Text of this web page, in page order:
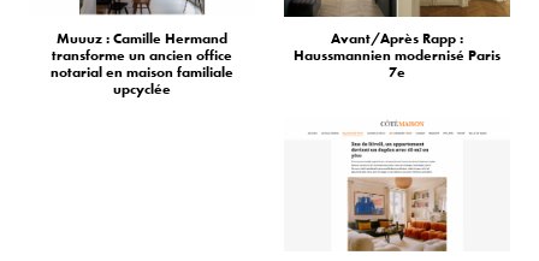
Muuuz : Camille Hermand
transforme un ancien office
notarial en maison familiale
upcyclée
Avant/Après Rapp :
Haussmannien modernisé Paris
7e